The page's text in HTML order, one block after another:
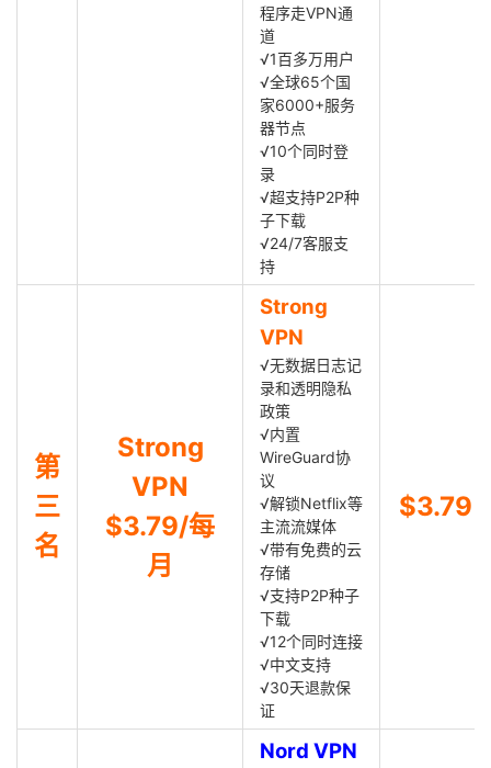
程序走VPN通
道
√1百多万用户
√全球65个国
家6000+服务
器节点
√10个同时登
录
√超支持P2P种
子下载
√24/7客服支
持
第
三
名
Strong
VPN
$3.79/每
月
Strong
VPN
√无数据日志记
录和透明隐私
政策
√内置
WireGuard协
议
√解锁Netflix等
主流流媒体
√带有免费的云
存储
√支持P2P种子
下载
√12个同时连接
√中文支持
√30天退款保
证
$3.79
Nord VPN